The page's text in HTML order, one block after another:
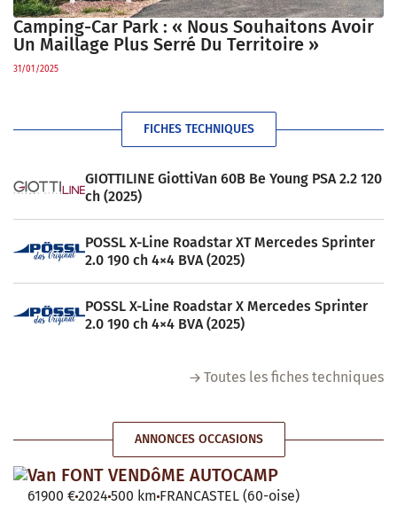
Camping-Car Park : « Nous Souhaitons Avoir
Un Maillage Plus Serré Du Territoire »
31/01/2025
FICHES TECHNIQUES
GIOTTILINE GiottiVan 60B Be Young PSA 2.2 120
ch (2025)
POSSL X-Line Roadstar XT Mercedes Sprinter
2.0 190 ch 4×4 BVA (2025)
POSSL X-Line Roadstar X Mercedes Sprinter
2.0 190 ch 4×4 BVA (2025)
Toutes les fiches techniques
ANNONCES OCCASIONS
Van FONT VENDôME AUTOCAMP
61900 €2024 500 km FRANCASTEL (60-oise)